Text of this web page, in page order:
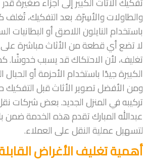
والطاولات والأسِرّة. بعد التفكيك،
باستخدام النايلون اللاصق أو البطانيات
لا تضع أي قطعة من الأثاث مباشرة على
تغليف، لأن الاحتكاك قد يسبب خدوشًا.
الكبيرة جيدًا باستخدام الأحزمة أو الحبال
ومن الأفضل تصوير الأثاث قبل
تركيبه في المنزل الجديد. بعض شركات
عبدالله المبارك تقدم هذه الخدمة ضمن
لتسهيل عملية النقل على العملاء.
أهمية تغليف الأغراض